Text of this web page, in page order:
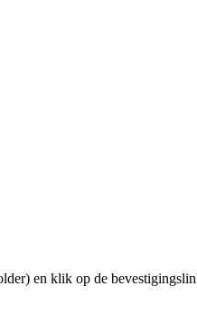
en klik op de